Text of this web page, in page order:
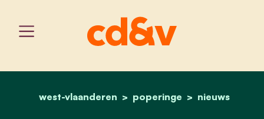
home
west-vlaanderen poperinge nieuws
15 speerpunten voor